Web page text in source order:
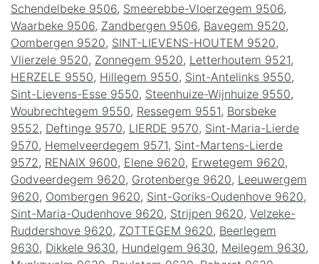
Schendelbeke 9506, Smeerebbe-Vloerzegem 9506,
Waarbeke 9506, Zandbergen 9506, Bavegem 9520,
Oombergen 9520, SINT-LIEVENS-HOUTEM 9520,
Vlierzele 9520, Zonnegem 9520, Letterhoutem 9521,
HERZELE 9550, Hillegem 9550, Sint-Antelinks 9550,
Sint-Lievens-Esse 9550, Steenhuize-Wijnhuize 9550,
Woubrechtegem 9550, Ressegem 9551, Borsbeke
9552 , Deftinge 9570, LIERDE 9570, Sint-Maria-Lierde
9570, Hemelveerdegem 9571, Sint-Martens-Lierde
9572 , RENAIX 9600, Elene 9620, Erwetegem 9620,
Godveerdegem 9620, Grotenberge 9620, Leeuwergem
9620, Oombergen 9620, Sint-Goriks-Oudenhove 9620,
Sint-Maria-Oudenhove 9620, Strijpen 9620, Velzeke-
Ruddershove 9620, ZOTTEGEM 9620, Beerlegem
9630, Dikkele 9630, Hundelgem 9630, Meilegem 9630,